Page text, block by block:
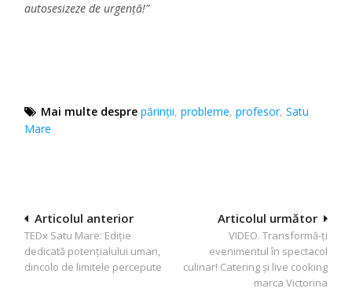
autosesizeze de urgență!”
Mai multe despre părinții,probleme,profesor,Satu
Mare
Navigare
în
articole
Articolul următor
VIDEO. Transformă-ți
evenimentul în spectacol
culinar! Catering și live cooking
marca Victorina
Articolul anterior
TEDx Satu Mare: Ediție
dedicată potențialului uman,
dincolo de limitele percepute